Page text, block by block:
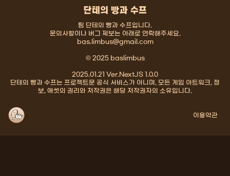
단테의 빵과 수프
팀 단테의 빵과 수프입니다.
문의사항이나 버그 제보는 아래로 연락해주세요.
bas.limbus@gmail.com
© 2025 baslimbus
2025.01.21 Ver.NextJS 1.0.0
단테의 빵과 수프는 프로젝트문 공식 서비스가 아니며, 모든 게임 아트워크, 정
보, 애셋의 권리와 저작권은 해당 저작권자의 소유입니다.
이용약관